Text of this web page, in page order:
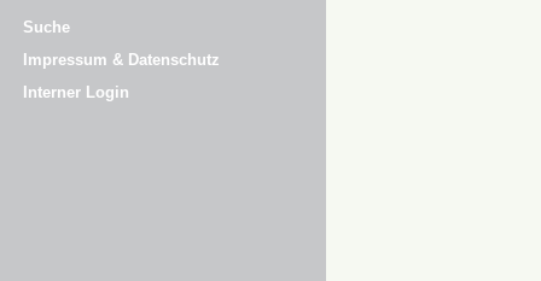
Suche
Impressum & Datenschutz
Interner Login